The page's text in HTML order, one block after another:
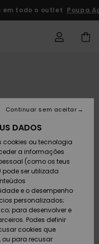
todo o outlet Poupa
DADOS
cookies ou tecnologia
a informações
(como os teus
ser utilizada
e o desempenho
personalizados;
para desenvolver e
Podes definir
cookies que
ou para recusar
Continuar sem aceitar